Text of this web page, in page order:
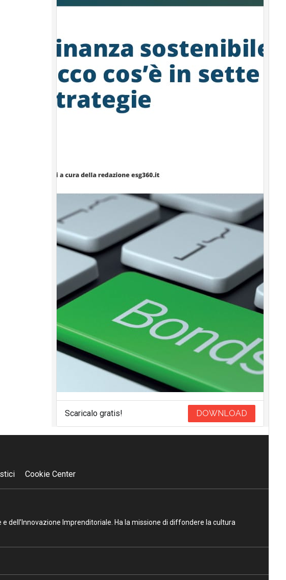
Scaricalo gratis! DOWNLOAD
Cookie Center
dell’Innovazione Imprenditoriale. Ha la missione di diffondere la cultura